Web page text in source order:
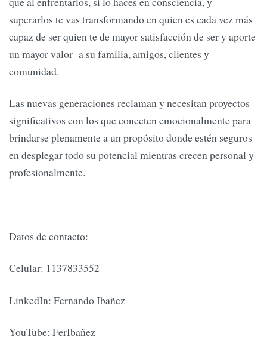
superarlos te vas transformando en quien es cada vez más
capaz de ser quien te de mayor satisfacción de ser y aporte
un mayor valor a su familia, amigos, clientes y
comunidad.
Las nuevas generaciones reclaman y necesitan proyectos
significativos con los que conecten emocionalmente para
brindarse plenamente a un propósito donde estén seguros
en desplegar todo su potencial mientras crecen personal y
profesionalmente.
Datos de contacto:
Celular: 1137833552
LinkedIn: Fernando Ibañez
YouTube: FerIbañez